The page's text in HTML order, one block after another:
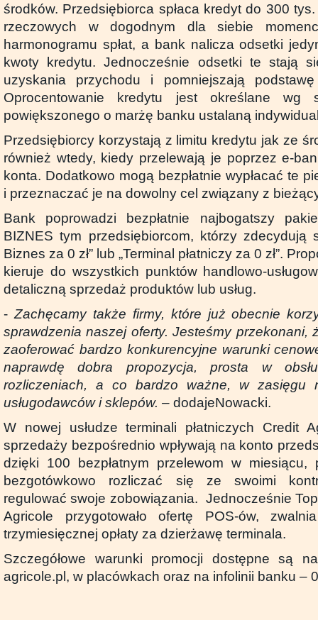
środków. Przedsiębiorca spłaca kredyt do 300
rzeczowych w dogodnym dla siebie
harmonogramu spłat, a bank nalicza odsetki
kwoty kredytu. Jednocześnie odsetki te stają
uzyskania przychodu i pomniejszają
Oprocentowanie kredytu jest określane wg
powiększonego o marżę banku ustalaną
Przedsiębiorcy korzystają z limitu kredytu jak ze
również wtedy, kiedy przelewają je poprzez e-
konta. Dodatkowo mogą bezpłatnie wypłacać te
i przeznaczać je na dowolny cel związany z
Bank poprowadzi bezpłatnie najbogatszy
BIZNES tym przedsiębiorcom, którzy zdecydują
Biznes za 0 zł” lub „Terminal płatniczy za 0 zł”.
kieruje do wszystkich punktów handlowo-
detaliczną sprzedaż produktów lub usług.
- Zachęcamy także firmy, które już obecnie
sprawdzenia naszej oferty. Jesteśmy przekonani,
zaoferować bardzo konkurencyjne warunki
naprawdę dobra propozycja, prosta w
rozliczeniach, a co bardzo ważne, w zasięgu
usługodawców i sklepów. – dodajeNowacki.
W nowej usłudze terminali płatniczych Credit
sprzedaży bezpośrednio wpływają na konto
dzięki 100 bezpłatnym przelewom w miesiącu,
bezgotówkowo rozliczać się ze swoimi
regulować swoje zobowiązania. Jednocześnie
Agricole przygotowało ofertę POS-ów,
trzymiesięcznej opłaty za dzierżawę terminala.
Szczegółowe warunki promocji dostępne są
agricole.pl, w placówkach oraz na infolinii banku –